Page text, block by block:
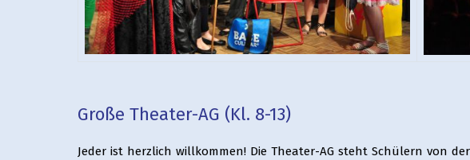
Große Theater-AG (Kl. 8-13)
Jeder ist herzlich willkommen! Die Theater-AG steht Schülern von